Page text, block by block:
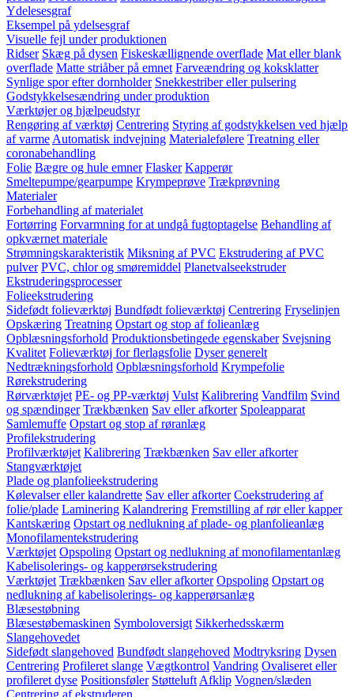
Ydelesesgraf
Eksempel på ydelsesgraf
Visuelle fejl under produktionen
Ridser Skæg på dysen Fiskeskællignende overflade Mat eller blank
overflade Matte striåber på emnet Farveændring og koksklatter
Synlige spor efter dornholder Snekkestriber eller pulsering
Godstykkelsesændring under produktion
Værktøjer og hjælpeudstyr
Rengøring af værktøj Centrering Styring af godstykkelsen ved hjælp
af varme Automatisk indvejning Materialefølere Treatning eller
coronabehandling
Folie Bægre og hule emner Flasker Kapperør
Smeltepumpe/gearpumpe Krympeprøve Trækprøvning
Materialer
Forbehandling af materialet
Fortørring Forvarmning for at undgå fugtoptagelse Behandling af
opkværnet materiale
Strømningskarakteristik Miksning af PVC Ekstrudering af PVC
pulver PVC, chlor og smøremiddel Planetvalseekstruder
Ekstruderingsprocesser
Folieekstrudering
Sidefødt folieværktøj Bundfødt folieværktøj Centrering Fryselinjen
Opskæring Treatning Opstart og stop af folieanlæg
Opblæsningsforhold Produktionsbetingede egenskaber Svejsning
Kvalitet Folieværktøj for flerlagsfolie Dyser generelt
Nedtrækningsforhold Opblæsningsforhold Krympefolie
Rørekstrudering
Rørværktøjet PE- og PP-værktøj Vulst Kalibrering Vandfilm Svind
og spændinger Trækbænken Sav eller afkorter Spoleapparat
Samlemuffe Opstart og stop af røranlæg
Profilekstrudering
Profilværktøjet Kalibrering Trækbænken Sav eller afkorter
Stangværktøjet
Plade og planfolieekstrudering
Kølevalser eller kalandrette Sav eller afkorter Coekstrudering af
folie/plade Laminering Kalandrering Fremstilling af rør eller kapper
Kantskæring Opstart og nedlukning af plade- og planfolieanlæg
Monofilamentekstrudering
Værktøjet Opspoling Opstart og nedlukning af monofilamentanlæg
Kabelisolerings- og kapperørsekstrudering
Værktøjet Trækbænken Sav eller afkorter Opspoling Opstart og
nedlukning af kabelisolerings- og kapperørsanlæg
Blæsestøbning
Blæsestøbemaskinen Symboloversigt Sikkerhedsskærm
Slangehovedet
Sidefødt slangehoved Bundfødt slangehoved Modtryksring Dysen
Centrering Profileret slange Vægtkontrol Vandring Ovaliseret eller
profileret dyse Positionsføler Støtteluft Afklip Vognen/slæden
Centrering af ekstruderen